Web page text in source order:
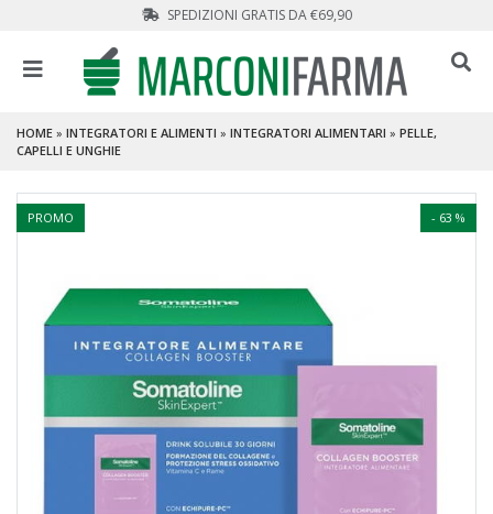
SPEDIZIONI GRATIS DA €69,90
HOME » INTEGRATORI E ALIMENTI » INTEGRATORI ALIMENTARI » PELLE,
CAPELLI E UNGHIE
- 63 %
PROMO